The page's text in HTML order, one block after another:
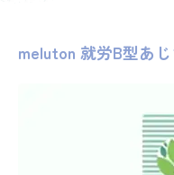
meluton 就労B型あ